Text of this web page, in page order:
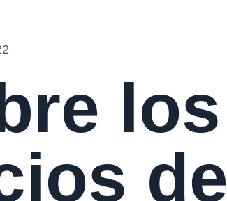
los
de